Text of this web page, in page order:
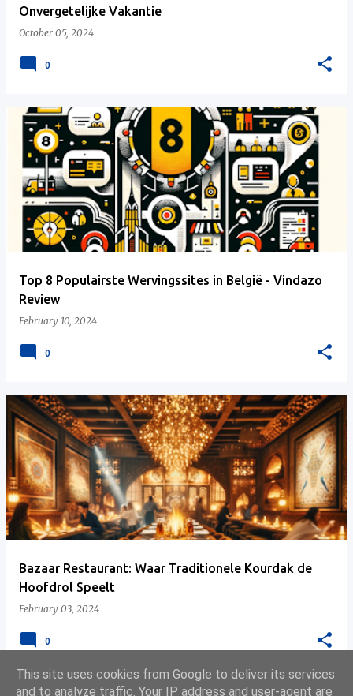
Onvergetelijke Vakantie
October 05, 2024
0
Top 8 Populairste Wervingssites in België - Vindazo
Review
February 10, 2024
0
Bazaar Restaurant: Waar Traditionele Kourdak de
Hoofdrol Speelt
February 03, 2024
0
This site uses cookies from Google to deliver its services
and to analyze traffic. Your IP address and user-agent are